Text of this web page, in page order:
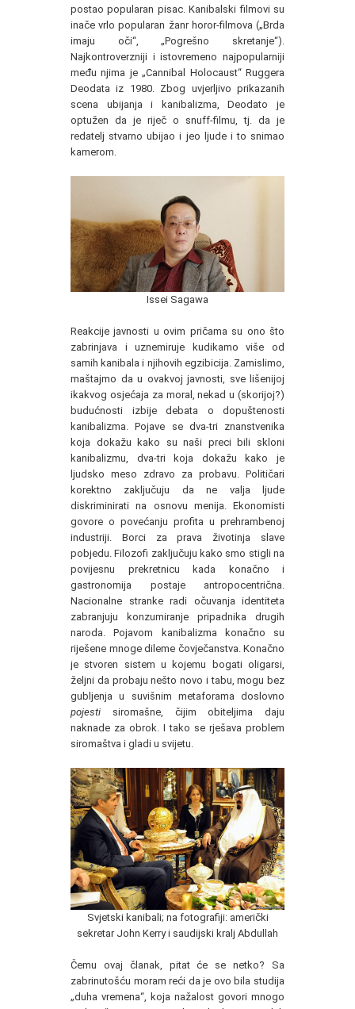
postao popularan pisac. Kanibalski filmovi su
inače vrlo popularan žanr horor-filmova („Brda
imaju oči“, „Pogrešno skretanje“).
Najkontroverzniji i istovremeno najpopularniji
među njima je „Cannibal Holocaust“ Ruggera
Deodata iz 1980. Zbog uvjerljivo prikazanih
scena ubijanja i kanibalizma, Deodato je
optužen da je riječ o snuff-filmu, tj. da je
redatelj stvarno ubijao i jeo ljude i to snimao
kamerom.
Issei Sagawa
Reakcije javnosti u ovim pričama su ono što
zabrinjava i uznemiruje kudikamo više od
samih kanibala i njihovih egzibicija. Zamislimo,
maštajmo da u ovakvoj javnosti, sve lišenijoj
ikakvog osjećaja za moral, nekad u (skorijoj?)
budućnosti izbije debata o dopuštenosti
kanibalizma. Pojave se dva-tri znanstvenika
koja dokažu kako su naši preci bili skloni
kanibalizmu, dva-tri koja dokažu kako je
ljudsko meso zdravo za probavu. Političari
korektno zaključuju da ne valja ljude
diskriminirati na osnovu menija. Ekonomisti
govore o povećanju profita u prehrambenoj
industriji. Borci za prava životinja slave
pobjedu. Filozofi zaključuju kako smo stigli na
povijesnu prekretnicu kada konačno i
gastronomija postaje antropocentrična.
Nacionalne stranke radi očuvanja identiteta
zabranjuju konzumiranje pripadnika drugih
naroda. Pojavom kanibalizma konačno su
riješene mnoge dileme čovječanstva. Konačno
je stvoren sistem u kojemu bogati oligarsi,
željni da probaju nešto novo i tabu, mogu bez
gubljenja u suvišnim metaforama doslovno
pojesti siromašne, čijim obiteljima daju
naknade za obrok. I tako se rješava problem
siromaštva i gladi u svijetu.
Svjetski kanibali; na fotografiji: američki
sekretar John Kerry i saudijski kralj Abdullah
Čemu ovaj članak, pitat će se netko? Sa
zabrinutošću moram reći da je ovo bila studija
„duha vremena“, koja nažalost govori mnogo